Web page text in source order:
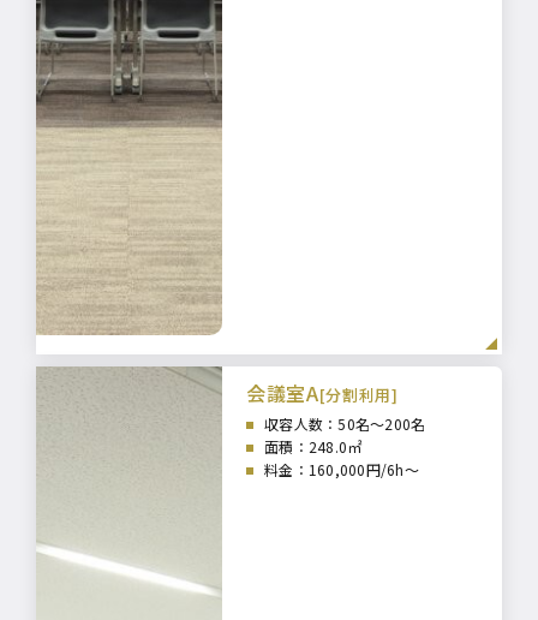
会議室A[分割利用]
収容人数：50名～200名
面積：248.0㎡
料金：160,000円/6h～